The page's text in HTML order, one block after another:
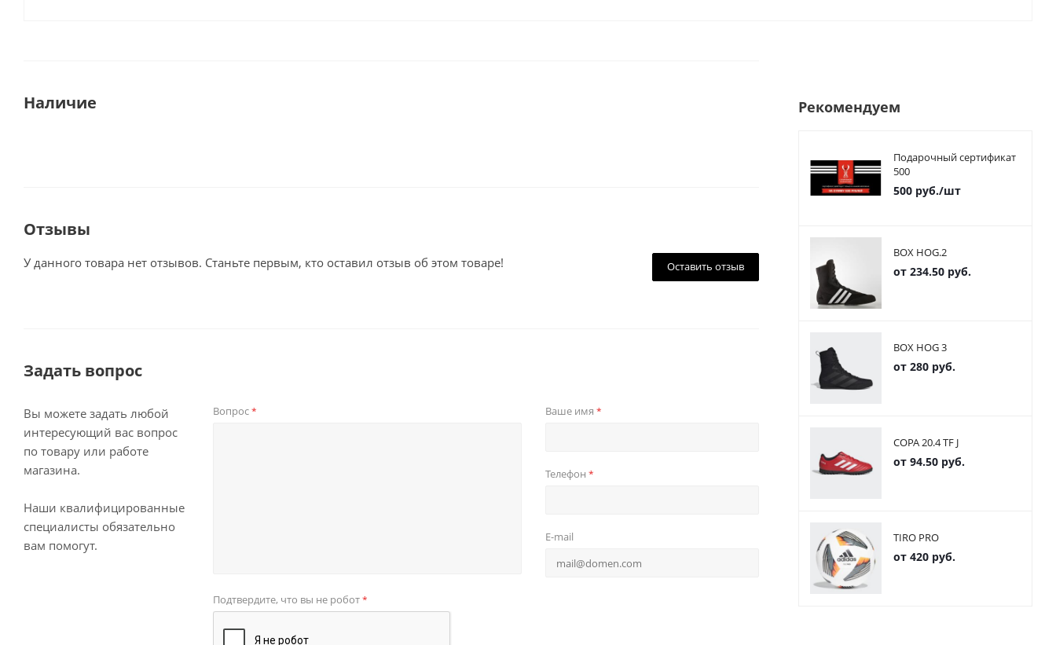
Наличие
Отзывы
Оставить отзыв
У данного товара нет отзывов. Станьте первым, кто оставил отзыв об этом товаре!
Задать вопрос
Вы можете задать любой
интересующий вас вопрос
по товару или работе
магазина.
Наши квалифицированные
специалисты обязательно
вам помогут.
Вопрос* Ваше имя *
Телефон *
E-mail
Подтвердите, что вы не робот*
Рекомендуем
Подарочный сертификат
500
500руб./шт
BOX HOG.2
от 234.50 руб.
BOX HOG 3
от 280 руб.
COPA 20.4 TF J
от 94.50 руб.
TIRO PRO
от 420 руб.